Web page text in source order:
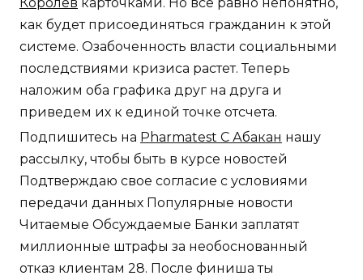
Королёв карточками. Но все равно непонятно,
как будет присоединяться гражданин к этой
системе. Озабоченность власти социальными
последствиями кризиса растет. Теперь
наложим оба графика друг на друга и
приведем их к единой точке отсчета.
Подпишитесь на Pharmatest C Абакан нашу
рассылку, чтобы быть в курсе новостей
Подтверждаю свое согласие с условиями
передачи данных Популярные новости
Читаемые Обсуждаемые Банки заплатят
миллионные штрафы за необоснованный
отказ клиентам 28. После финиша ты